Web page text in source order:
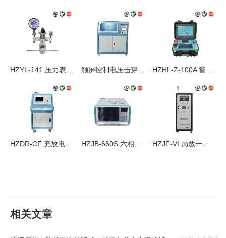
触屏控制电压击穿试验仪
HZDR-CF 充放电试验装置 HZJB-660S 六相微机继电保护测试仪 HZJF-VI 局放一体机
相关文章